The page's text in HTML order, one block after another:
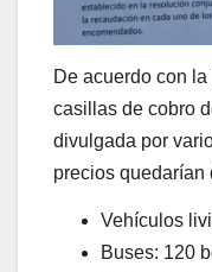
De acuerdo con
casillas de cobro
divulgada por
precios quedarían
Vehículos
Buses: 120